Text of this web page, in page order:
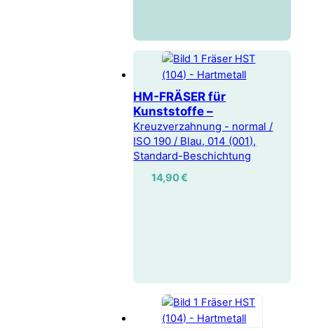
HM-FRÄSER für
Kunststoffe –
Kreuzverzahnung - normal /
ISO 190 / Blau, 014 (001),
Standard-Beschichtung
14,90€